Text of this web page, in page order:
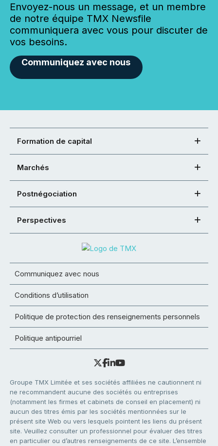
Envoyez-nous un message, et un membre
de notre équipe TMX Newsfile
communiquera avec vous pour discuter de
vos besoins.
Communiquez avec nous
Formation de capital
Marchés
Postnégociation
Perspectives
Communiquez avec nous
Conditions d’utilisation
Politique de protection des renseignements personnels
Politique antipourriel
Groupe TMX Limitée et ses sociétés affiliées ne cautionnent ni
ne recommandent aucune des sociétés ou entreprises
(notamment les firmes et cabinets de conseil en placement) ni
aucun des titres émis par les sociétés mentionnées sur le
présent site Web ou vers lesquels pointent les liens du présent
site. Veuillez consulter un professionnel pour évaluer des titres
en particulier ou d’autres renseignements de ce site. L’ensemble